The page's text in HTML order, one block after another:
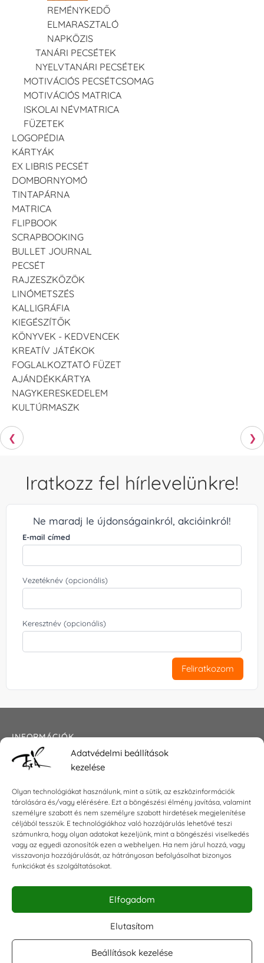
Adatvédelmi beállítások
kezelése
Olyan technológiákat használunk, mint a sütik, az eszközinformációk
tárolására és/vagy elérésére. Ezt a böngészési élmény javítása, valamint
személyre szabott és nem személyre szabott hirdetések megjelenítése
céljából tesszük. E technológiákhoz való hozzájárulás lehetővé teszi
számunkra, hogy olyan adatokat kezeljünk, mint a böngészési viselkedés
vagy az egyedi azonosítók ezen a webhelyen. Ha nem járul hozzá, vagy
visszavonja hozzájárulását, az hátrányosan befolyásolhat bizonyos
funkciókat és szolgáltatásokat.
Elfogadom
Elutasítom
Beállítások kezelése
REMÉNYKEDŐ
ELMARASZTALÓ
NAPKÖZIS
TANÁRI PECSÉTEK
NYELVTANÁRI PECSÉTEK
MOTIVÁCIÓS PECSÉTCSOMAG
MOTIVÁCIÓS MATRICA
ISKOLAI NÉVMATRICA
FÜZETEK
LOGOPÉDIA
KÁRTYÁK
EX LIBRIS PECSÉT
DOMBORNYOMÓ
TINTAPÁRNA
MATRICA
FLIPBOOK
SCRAPBOOKING
BULLET JOURNAL
PECSÉT
RAJZESZKÖZÖK
LINÓMETSZÉS
KALLIGRÁFIA
KIEGÉSZÍTŐK
KÖNYVEK - KEDVENCEK
KREATÍV JÁTÉKOK
FOGLALKOZTATÓ FÜZET
AJÁNDÉKKÁRTYA
NAGYKERESKEDELEM
KULTÚRMASZK
❮ ❯
Iratkozz fel hírlevelünkre!
Ne maradj le újdonságainkról, akcióinkról!
E-mail címed
Vezetéknév (opcionális)
Keresztnév (opcionális)
Feliratkozom
INFORMÁCIÓK
Általános szerződési feltételek
Impresszum
KAPCSOLAT
E-mail:shop@torokszilvi.com
Telefon: +36 30 6767872
KÖZÖSSÉGI